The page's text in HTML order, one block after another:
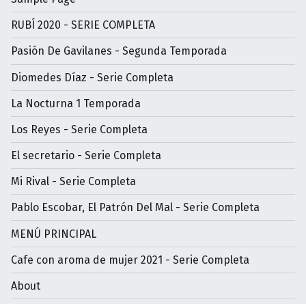
RUBÍ 2020 - SERIE COMPLETA
Pasión De Gavilanes - Segunda Temporada
Diomedes Díaz - Serie Completa
La Nocturna 1 Temporada
Los Reyes - Serie Completa
El secretario - Serie Completa
Mi Rival - Serie Completa
Pablo Escobar, El Patrón Del Mal - Serie Completa
MENÚ PRINCIPAL
Cafe con aroma de mujer 2021 - Serie Completa
About